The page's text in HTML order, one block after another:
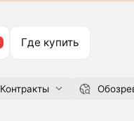
Где купить
Контракты